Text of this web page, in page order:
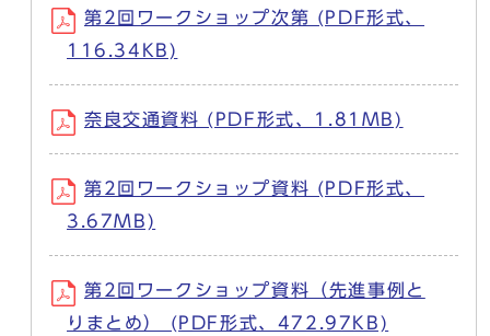
第2回ワークショップ次第 (PDF形式、
116.34KB)
奈良交通資料 (PDF形式、1.81MB)
第2回ワークショップ資料 (PDF形式、
3.67MB)
第2回ワークショップ資料（先進事例と
りまとめ） (PDF形式、472.97KB)